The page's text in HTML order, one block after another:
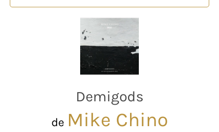
Demigods
de Mike Chino